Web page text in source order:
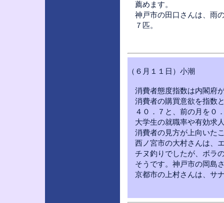
薦めます。
神戸市の田口さんは、雨
７匹。
（６月１１日）小潮
消費者態度指数は内
消費者の購買意欲を指
４０．７と、前の月を０
大学生の就職率や有効求
消費者の見方が上向いた
西ノ宮市の大村さんは、
チヌ釣りでしたが、ボラ
そうです。神戸市の岡島
京都市の上村さんは、サ